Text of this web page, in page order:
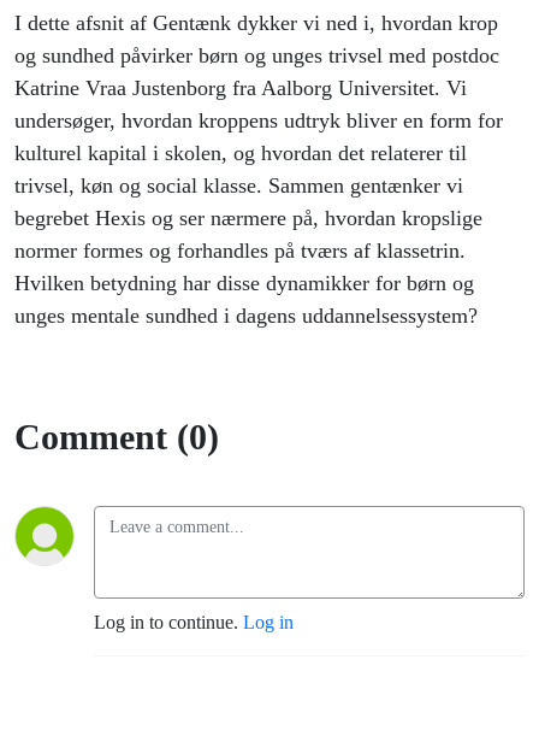
I dette afsnit af Gentænk dykker vi ned i, hvordan krop
og sundhed påvirker børn og unges trivsel med postdoc
Katrine Vraa Justenborg fra Aalborg Universitet. Vi
undersøger, hvordan kroppens udtryk bliver en form for
kulturel kapital i skolen, og hvordan det relaterer til
trivsel, køn og social klasse. Sammen gentænker vi
begrebet Hexis og ser nærmere på, hvordan kropslige
normer formes og forhandles på tværs af klassetrin.
Hvilken betydning har disse dynamikker for børn og
unges mentale sundhed i dagens uddannelsessystem?
Comment (0)
Log in to continue. Log in